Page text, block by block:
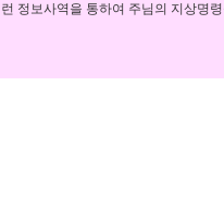
정보사역을 통하여 주님의 지상명